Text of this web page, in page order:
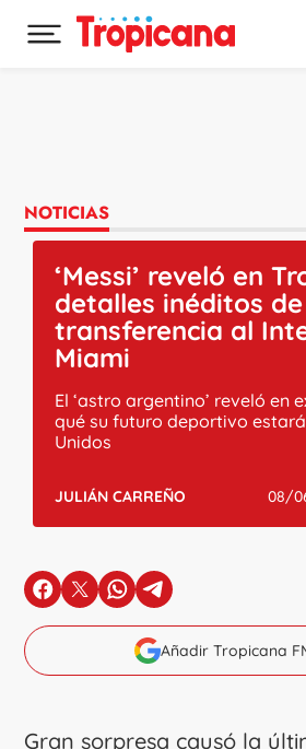
Desplegar menú principal
NOTICIAS
‘Messi’ reveló en
detalles inéditos
transferencia al
Miami
El ‘astro argentino’ reveló en
qué su futuro deportivo
Unidos
JULIÁN CARREÑO 08/
en Facebook
en Xen Whatsapp
en Telegram
Añadir Tropicana
Gran sorpresa causó la